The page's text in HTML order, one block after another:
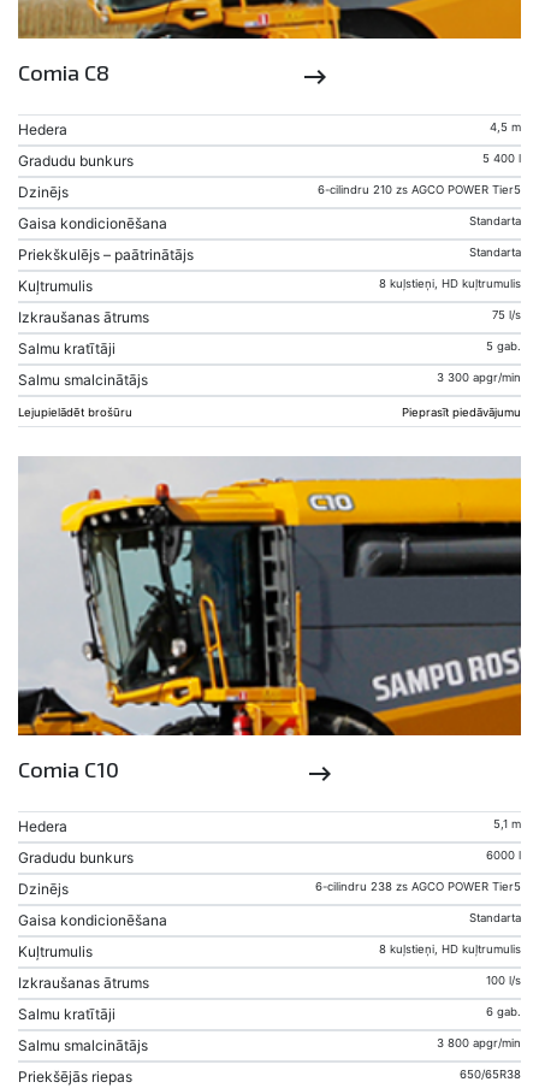
Comia C8 keyboard_backspace
Hedera 4,5 m
Gradudu bunkurs 5 400 l
Dzinējs 6-cilindru 210 zs AGCO POWER Tier5
Gaisa kondicionēšana Standarta
Priekškulējs – paātrinātājs Standarta
Kuļtrumulis 8 kuļstieņi, HD kuļtrumulis
Izkraušanas ātrums 75 l/s
Salmu kratītāji 5 gab.
Salmu smalcinātājs 3 300 apgr/min
Lejupielādēt brošūru Pieprasīt piedāvājumu
Comia C10 keyboard_backspace
Hedera 5,1 m
Gradudu bunkurs 6000 l
Dzinējs 6-cilindru 238 zs AGCO POWER Tier5
Gaisa kondicionēšana Standarta
Kuļtrumulis 8 kuļstieņi, HD kuļtrumulis
Izkraušanas ātrums 100 l/s
Salmu kratītāji 6 gab.
Salmu smalcinātājs 3 800 apgr/min
Priekšējās riepas 650/65R38